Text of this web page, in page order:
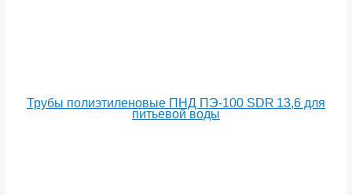
Трубы полиэтиленовые ПНД ПЭ-100 SDR 13,6 для
питьевой воды